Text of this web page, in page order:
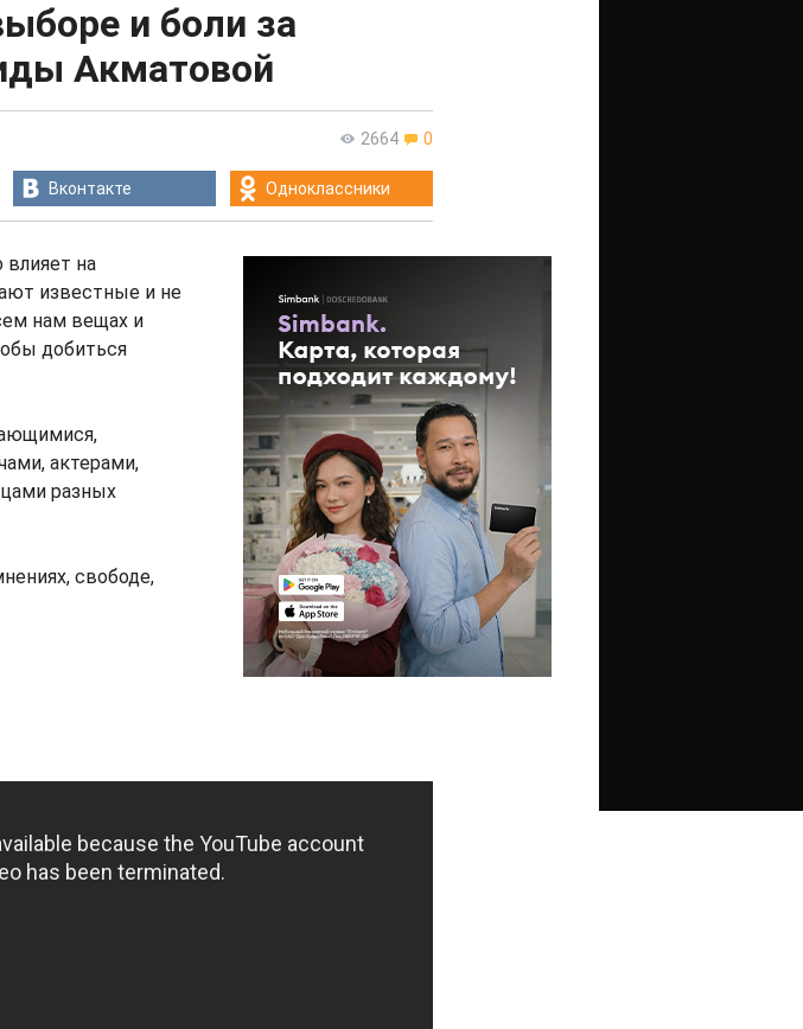
и боли за
Акматовой
2664 0
Вконтакте Одноклассники
на
известные и не
нам вещах и
добиться
актерами,
разных
свободе,